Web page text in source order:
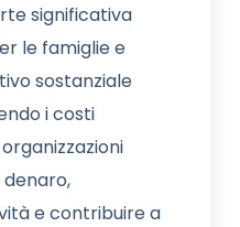
significativa
le famiglie e
sostanziale
i costi
e contribuire a